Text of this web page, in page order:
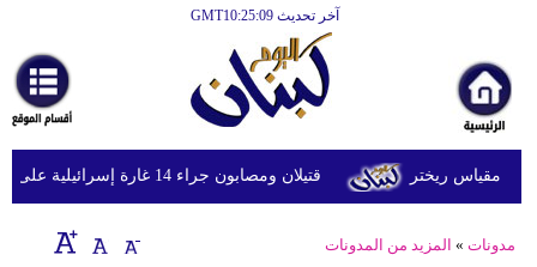
آخر تحديث GMT10:25:09
قتيلان ومصابون جراء 14 غارة إسرائيلية على شرق وجنوب لبنان
مدونات » المزيد من المدونات